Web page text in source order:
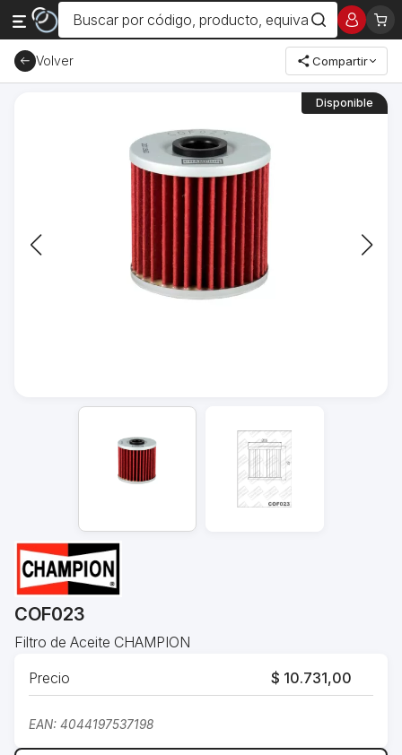
Volver Compartir
Disponible
COF023
Filtro de Aceite CHAMPION
Precio
$ 10.731,00
EAN: 4044197537198